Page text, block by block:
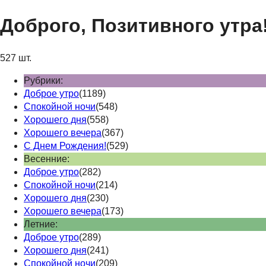
Доброго, Позитивного
527 шт.
Рубрики:
Доброе утро(1189)
Спокойной ночи(548)
Хорошего дня(558)
Хорошего вечера(367)
С Днем Рождения!(529)
Весенние:
Доброе утро(282)
Спокойной ночи(214)
Хорошего дня(230)
Хорошего вечера(173)
Летние:
Доброе утро(289)
Хорошего дня(241)
Спокойной ночи(209)